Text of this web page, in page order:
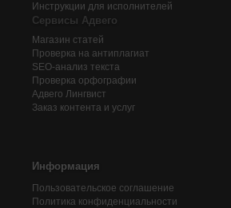
Инструкции для исполнителей
Сервисы Адвего
Магазин статей
Проверка на антиплагиат
SEO-анализ текста
Проверка орфографии
Адвего Лингвист
Заказ контента и услуг
Информация
Пользовательское соглашение
Политика конфиденциальности